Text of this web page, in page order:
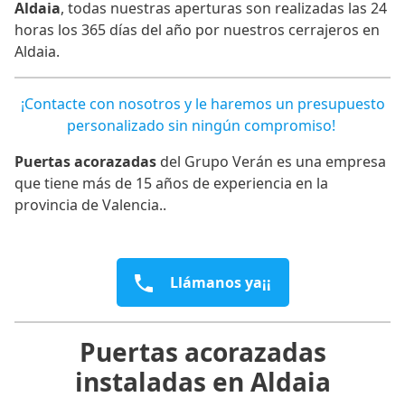
Aldaia, todas nuestras aperturas son realizadas las 24
horas los 365 días del año por nuestros cerrajeros en
Aldaia.
¡Contacte con nosotros y le haremos un presupuesto
personalizado sin ningún compromiso!
Puertas acorazadas del Grupo Verán es una empresa
que tiene más de 15 años de experiencia en la
provincia de Valencia..
Llámanos ya¡¡
Puertas acorazadas
instaladas en Aldaia